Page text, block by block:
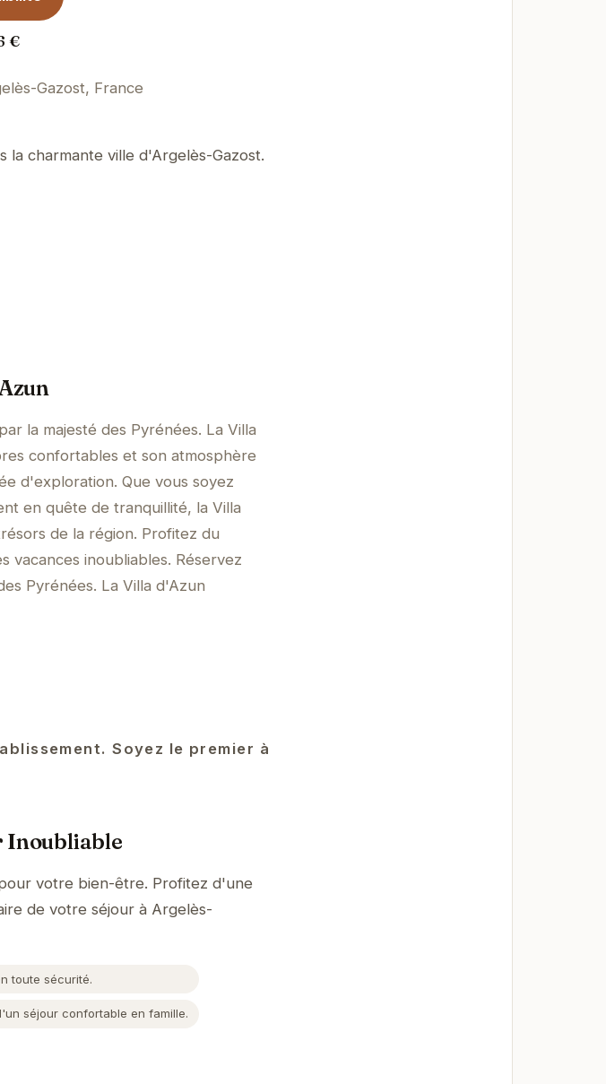
€
Gazost, France
la charmante ville d'Argelès-Gazost.
la majesté des Pyrénées. La Villa
confortables et son atmosphère
d'exploration. Que vous soyez
en quête de tranquillité, la Villa
de la région. Profitez du
vacances inoubliables. Réservez
Pyrénées. La Villa d'Azun
Soyez le premier à
Inoubliable
votre bien-être. Profitez d'une
de votre séjour à Argelès-
toute sécurité.
séjour confortable en famille.